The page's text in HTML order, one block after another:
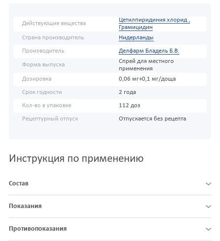
Действующие вещества
Цетилпиридиния хлорид ,
Грамицидин
Страна производитель
Нидерланды
Производитель Делфарм Бладель Б.В.
Форма выпуска
Спрей для местного
применения
Дозировка
0,06 мг+0,1 мг/доща
Срок годности 2 года
Кол-во в упаковке 112 доз
Рецептурный отпуск Отпускается без рецепта
Инструкция по применению
Состав
Показания
Противопоказания